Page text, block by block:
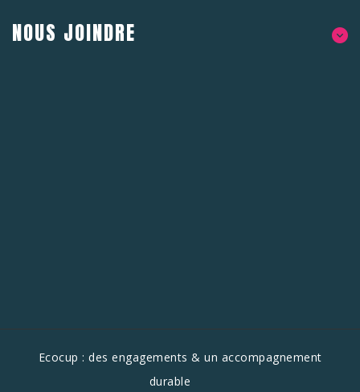
NOUS JOINDRE
Ecocup : des engagements & un accompagnement
durable